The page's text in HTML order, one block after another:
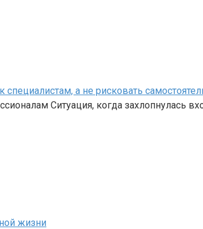
а не рисковать
Ситуация, когда захлопнулась
жизни